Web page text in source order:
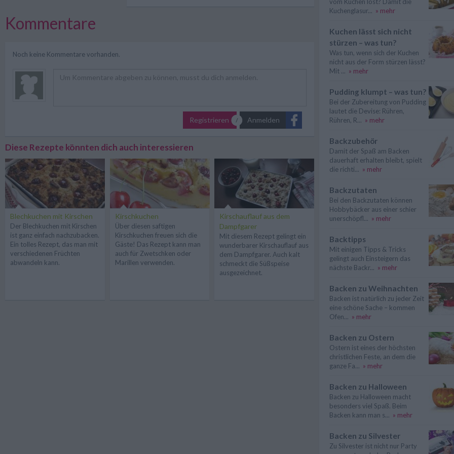
Kommentare
Noch keine Kommentare vorhanden.
Registrieren Anmelden
Diese Rezepte könnten dich auch interessieren
Blechkuchen mit Kirschen
Der Blechkuchen mit Kirschen
ist ganz einfach nachzubacken.
Ein tolles Rezept, das man mit
verschiedenen Früchten
abwandeln kann.
Kirschkuchen
Über diesen saftigen
Kirschkuchen freuen sich die
Gäste! Das Rezept kann man
auch für Zwetschken oder
Marillen verwenden.
Kirschauflauf aus dem
Dampfgarer
Mit diesem Rezept gelingt ein
wunderbarer Kirschauflauf aus
dem Dampfgarer. Auch kalt
schmeckt die Süßspeise
ausgezeichnet.
Kuchenglasur... » mehr
Kuchen lässt sich nicht
stürzen – was tun?
Was tun, wenn sich der Kuchen
nicht aus der Form stürzen lässt?
Mit ... » mehr
Pudding klumpt – was tun?
Bei der Zubereitung von Pudding
lautet die Devise: Rühren,
Rühren, R... » mehr
Backzubehör
Damit der Spaß am Backen
dauerhaft erhalten bleibt, spielt
die richti... » mehr
Backzutaten
Bei den Backzutaten können
Hobbybäcker aus einer schier
unerschöpfl... » mehr
Backtipps
Mit einigen Tipps & Tricks
gelingt auch Einsteigern das
nächste Backr... » mehr
Backen zu Weihnachten
Backen ist natürlich zu jeder Zeit
eine schöne Sache – kommen
Ofen... » mehr
Backen zu Ostern
Ostern ist eines der höchsten
christlichen Feste, an dem die
ganze Fa... » mehr
Backen zu Halloween
Backen zu Halloween macht
besonders viel Spaß. Beim
Backen kann man s... » mehr
Backen zu Silvester
Zu Silvester ist nicht nur Party